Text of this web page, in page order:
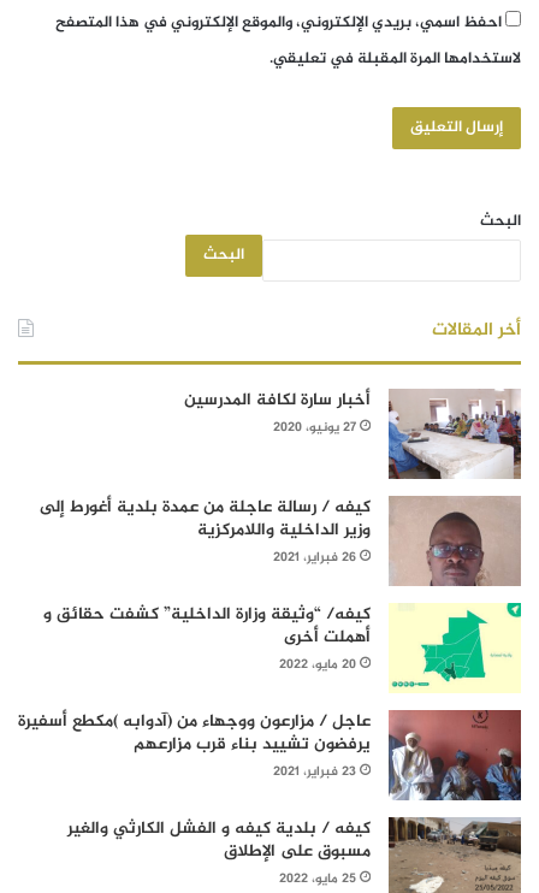
احفظ اسمي، بريدي الإلكتروني، والموقع الإلكتروني في هذا المتصفح
لاستخدامها المرة المقبلة في تعليقي.
البحث
البحث
أخر المقالات
أخبار سارة لكافة المدرسين
27 يونيو، 2020
كيفه / رسالة عاجلة من عمدة بلدية أغورط إلى
وزير الداخلية واللامركزية
26 فبراير، 2021
كيفه/ “وثيقة وزارة الداخلية” كشفت حقائق و
أهملت أخرى
20 مايو، 2022
عاجل / مزارعون ووجهاء من (آدوابه )مكطع أسفيرة
يرفضون تشييد بناء قرب مزارعهم
23 فبراير، 2021
كيفه / بلدية كيفه و الفشل الكارثي والغير
مسبوق على الإطلاق
25 مايو، 2022